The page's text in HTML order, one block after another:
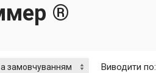
®
Виводити по: